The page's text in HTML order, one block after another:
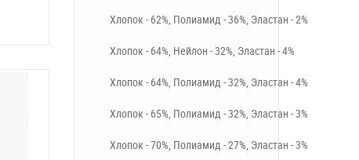
Хлопок - 62%, Полиамид - 36%, Эластан - 2%
Хлопок - 64%, Нейлон - 32%, Эластан - 4%
Хлопок - 64%, Полиамид - 32%, Эластан - 4%
Хлопок - 65%, Полиамид - 32%, Эластан - 3%
Хлопок - 70%, Полиамид - 27%, Эластан - 3%